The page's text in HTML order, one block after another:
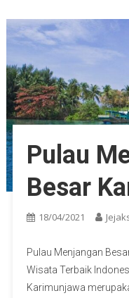
Pulau
Besar
18/04/2021
Pulau Menjangan
Wisata Terbaik
Karimunjawa